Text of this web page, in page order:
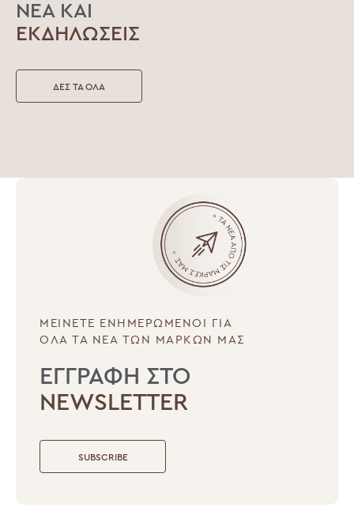
ΝΕΑ ΚΑΙ
ΕΚΔΗΛΩΣΕΙΣ
ΔΕΣ ΤΑ ΟΛΑ
ΜΕΙΝΕΤΕ ΕΝΗΜΕΡΩΜΕΝΟΙ ΓΙΑ
ΟΛΑ ΤΑ ΝΕΑ ΤΩΝ ΜΑΡΚΩΝ ΜΑΣ
ΕΓΓΡΑΦΗ ΣΤΟ
NEWSLETTER
SUBSCRIBE